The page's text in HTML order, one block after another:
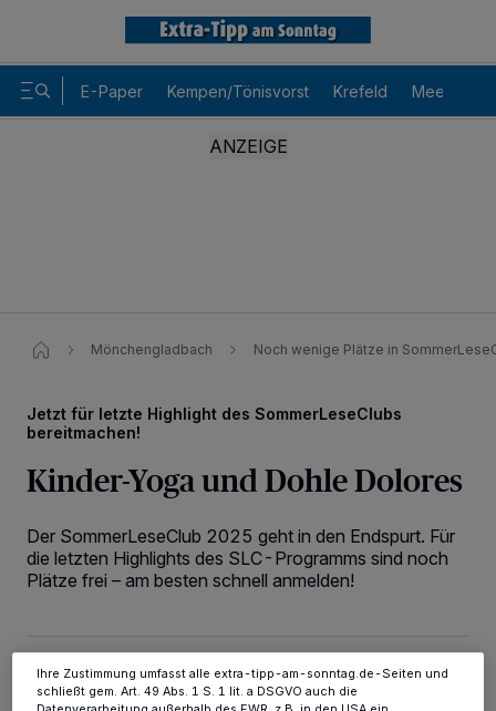
E-Paper Kempen/Tönisvorst Krefeld Meerbusch
Mönchengladbach Noch wenige Plätze in
Jetzt für letzte Highlight des SommerLeseClubs
bereitmachen!
Kinder-Yoga und Dohle Dolores
Der SommerLeseClub 2025 geht in den Endspurt. Für
die letzten Highlights des SLC-Programms sind noch
Plätze frei – am besten schnell anmelden!
04.08.2025 , 12:26 Uhr Eine Minute Lesezeit
personenbezogene Daten wie Browserdaten oder eindeutige
Kennungen auf Ihrem Gerät zu. Durch Auswahl von OK aktivieren Sie
Tracking-Technologien für die unter „Wir und unsere Partner
Zwecke. Wenn Tracker deaktiviert sind, sind manche Inhalte und
Anzeigen möglicherweise nicht mehr so relevant für Sie. Sie können
dieses Menü jederzeit wieder aufrufen, um Ihre Einstellungen zu
ändern oder Ihre Einwilligung zu widerrufen, indem Sie auf den Link
Ihre Zustimmung umfasst alle extra-tipp-am-sonntag.de-Seiten und
schließt gem. Art. 49 Abs. 1 S. 1 lit. a DSGVO auch die